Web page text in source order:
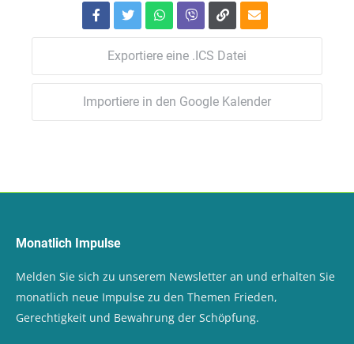
Exportiere eine .ICS Datei
Importiere in den Google Kalender
Monatlich Impulse
Melden Sie sich zu unserem Newsletter an und erhalten Sie
monatlich neue Impulse zu den Themen Frieden,
Gerechtigkeit und Bewahrung der Schöpfung.